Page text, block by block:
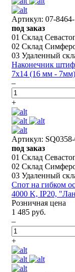
Артикул: 07-8464-
под заказ
01 Склад
02 Склад
03 Удаленный
Наконечник
7х14 (16 мм -
–
+
Артикул:
под заказ
01 Склад
02 Склад
03 Удаленный
Спот на гибком
4000 K, IP20,
Розничная цена
1 485 руб.
–
+